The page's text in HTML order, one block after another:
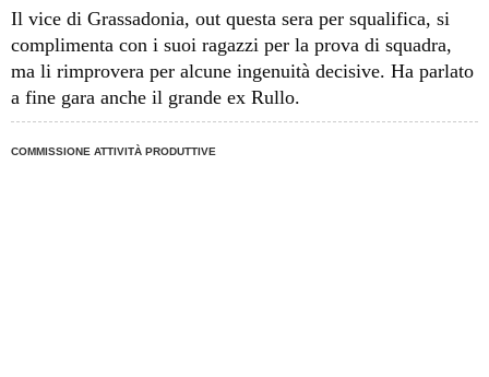
Il vice di Grassadonia, out questa sera per squalifica, si
complimenta con i suoi ragazzi per la prova di squadra,
ma li rimprovera per alcune ingenuità decisive. Ha parlato
a fine gara anche il grande ex Rullo.
COMMISSIONE ATTIVITÀ PRODUTTIVE